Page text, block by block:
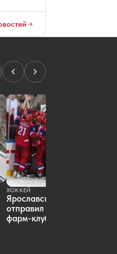
ХОККЕЙ
Ярославский «Локомотив»
отправил пятерых
фарм-клуб